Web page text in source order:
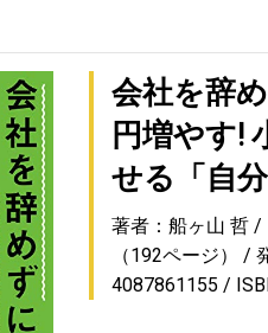
会社を辞
円増やす!
せる「自
著者：船ヶ山 哲
（192ページ）
4087861155